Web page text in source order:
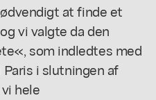
at finde et
vi valgte da den
som indledtes med
i slutningen af
hele